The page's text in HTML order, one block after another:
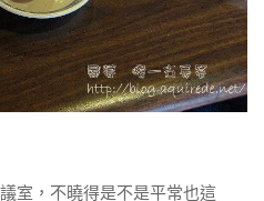
室，不曉得是不是平常也這